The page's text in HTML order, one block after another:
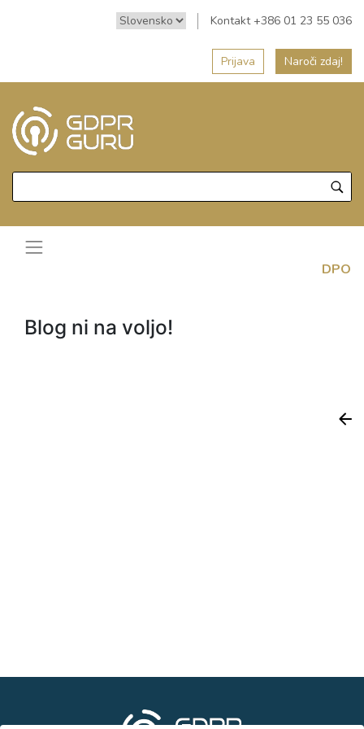
Kontakt +386 01 23 55 036
Prijava Naroči zdaj!
DPO
Blog ni na voljo!